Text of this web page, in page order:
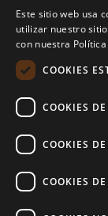
Este sitio web usa
utilizar nuestro
con nuestra
COOKIES
COOKIES
COOKIES
COOKIES